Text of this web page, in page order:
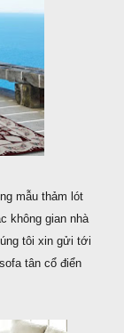
mẫu thảm lót
không gian nhà
tôi xin gửi tới
tân cổ điển